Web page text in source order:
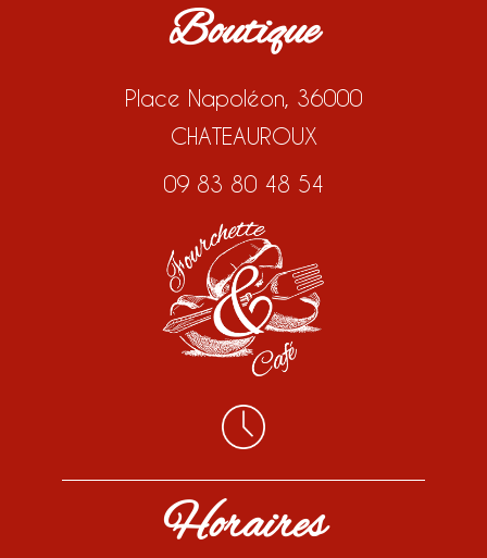
Boutique
Place Napoléon, 36000
CHATEAUROUX
09 83 80 48 54
Horaires